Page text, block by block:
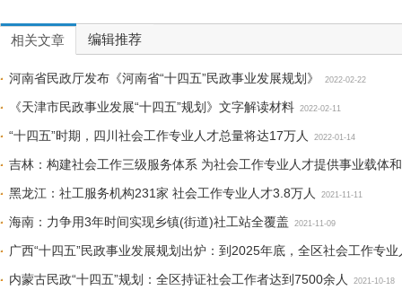
相关文章 编辑推荐
河南省民政厅发布《河南省“十四五”民政事业发展规划》 2022-02-22
《天津市民政事业发展“十四五”规划》文字解读材料 2022-02-11
“十四五”时期，四川社会工作专业人才总量将达17万人 2022-01-14
吉林：构建社会工作三级服务体系 为社会工作专业人才提供事业载体
黑龙江：社工服务机构231家 社会工作专业人才3.8万人
2021-11-11
海南：力争用3年时间实现乡镇(街道)社工站全覆盖 2021-11-09
广西“十四五”民政事业发展规划出炉：到2025年底，全区社会工作专
内蒙古民政“十四五”规划：全区持证社会工作者达到7500余人
2021-10-18